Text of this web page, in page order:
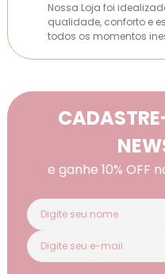
Nossa Loja foi
qualidade, conforto e
todos os momentos
e ganhe 10% OFF